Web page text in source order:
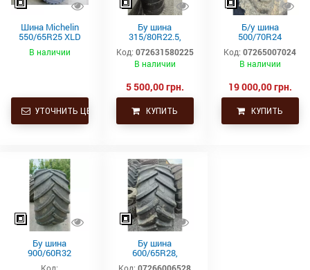
Шина Michelin
550/65R25 XLD
182A2 L3 TL
В наличии
УТОЧНИТЬ ЦЕНУ
Бу шина
315/80R22.5,
315/80Р22.5,
315х80R22.5,
315.80R22.5
ведущая
Код: 072631580225
В наличии
5 500,00 грн.
КУПИТЬ
Б/у шина
500/70R24
(19.5L24)
Trelleborg
Код: 07265007024
В наличии
19 000,00 грн.
КУПИТЬ
Бу шина
900/60R32
(35.5р32)
Код:
Бу шина
600/65R28,
600/65р28,
Код: 07266006528